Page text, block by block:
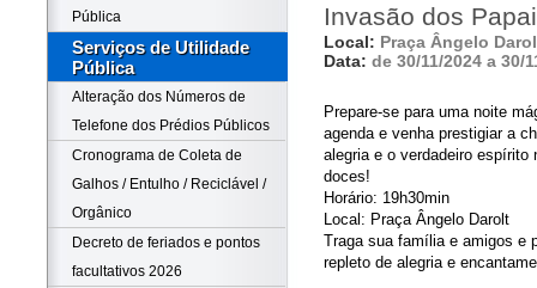
Pública
Serviços de Utilidade
Pública
Alteração dos Números de
Telefone dos Prédios Públicos
Cronograma de Coleta de
Galhos / Entulho / Reciclável /
Orgânico
Decreto de feriados e pontos
facultativos 2026
Invasão dos
Local: Praça Ângelo
Data: de 30/11/2024 a 30/
Prepare-se para uma noite
agenda e venha prestigiar a
alegria e o verdadeiro
doces!
Horário: 19h30min
Local: Praça Ângelo Darolt
Traga sua família e amigos e
repleto de alegria e